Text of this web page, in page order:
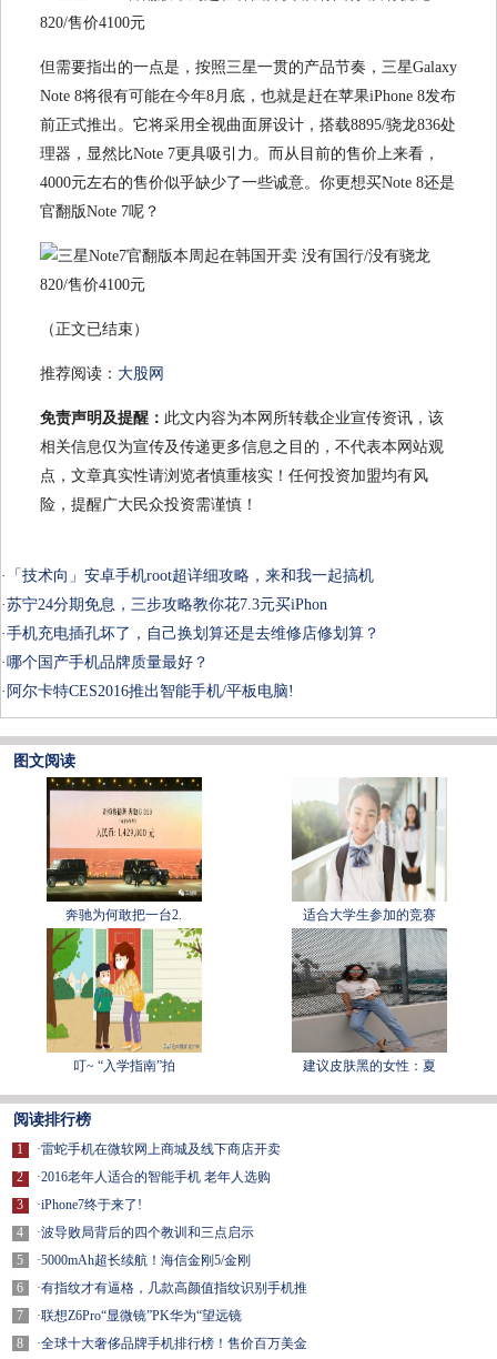
但需要指出的一点是，按照三星一贯的产品节奏，三星Galaxy
Note 8将很有可能在今年8月底，也就是赶在苹果iPhone 8发布
前正式推出。它将采用全视曲面屏设计，搭载8895/骁龙836处
理器，显然比Note 7更具吸引力。而从目前的售价上来看，
4000元左右的售价似乎缺少了一些诚意。你更想买Note 8还是
官翻版Note 7呢？
（正文已结束）
推荐阅读： 大股网
免责声明及提醒： 此文内容为本网所转载企业宣传资讯，该
相关信息仅为宣传及传递更多信息之目的，不代表本网站观
点，文章真实性请浏览者慎重核实！任何投资加盟均有风
险，提醒广大民众投资需谨慎！
·
「技术向」安卓手机root超详细攻略，来和我一起搞机
·苏宁24分期免息，三步攻略教你花7.3元买iPhon
·手机充电插孔坏了，自己换划算还是去维修店修划算？
·哪个国产手机品牌质量最好？
· 阿尔卡特CES2016推出智能手机/平板电脑!
图文阅读
奔驰为何敢把一台2. 适合大学生参加的竞赛
叮~ “入学指南”拍 建议皮肤黑的女性：夏
阅读排行榜
1
2
3
4
5
6
7
8
·雷蛇手机在微软网上商城及线下商店开卖
·2016老年人适合的智能手机 老年人选购
·iPhone7终于来了!
·波导败局背后的四个教训和三点启示
·5000mAh超长续航！海信金刚5/金刚
·有指纹才有逼格，几款高颜值指纹识别手机推
·联想Z6Pro“显微镜”PK华为“望远镜
·全球十大奢侈品牌手机排行榜！售价百万美金